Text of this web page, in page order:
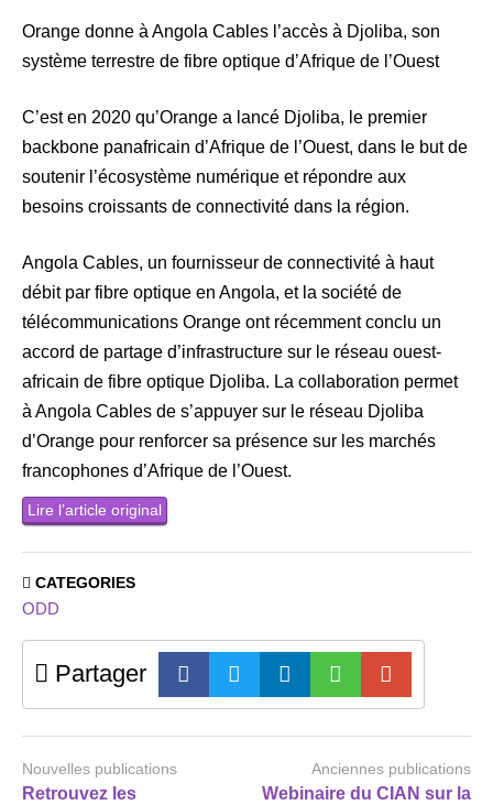
Orange donne à Angola Cables l’accès à Djoliba, son
système terrestre de fibre optique d’Afrique de l’Ouest
C’est en 2020 qu’Orange a lancé Djoliba, le premier
backbone panafricain d’Afrique de l’Ouest, dans le but de
soutenir l’écosystème numérique et répondre aux
besoins croissants de connectivité dans la région.
Angola Cables, un fournisseur de connectivité à haut
débit par fibre optique en Angola, et la société de
télécommunications Orange ont récemment conclu un
accord de partage d’infrastructure sur le réseau ouest-
africain de fibre optique Djoliba. La collaboration permet
à Angola Cables de s’appuyer sur le réseau Djoliba
d’Orange pour renforcer sa présence sur les marchés
francophones d’Afrique de l’Ouest.
Lire l’article original
CATEGORIES
ODD
Partager
Nouvelles publications
Retrouvez les
Anciennes publications
Webinaire du CIAN sur la